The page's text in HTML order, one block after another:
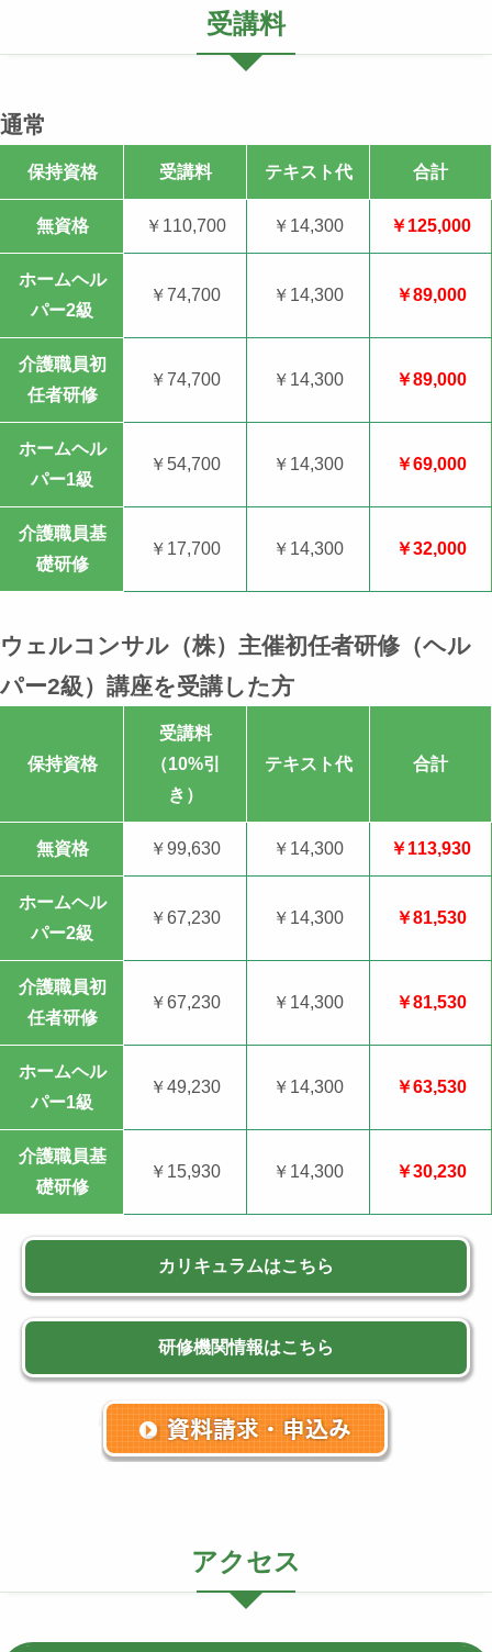
受講料
通常
保持資格 受講料 テキスト代 合計
無資格 ￥110,700 ￥14,300 ￥125,000
ホームヘル
パー2級
￥74,700 ￥14,300 ￥89,000
介護職員初
任者研修
￥74,700 ￥14,300 ￥89,000
ホームヘル
パー1級
￥54,700 ￥14,300 ￥69,000
介護職員基
礎研修
￥17,700 ￥14,300 ￥32,000
ウェルコンサル（株）主催初任者研修（ヘル
パー2級）講座を受講した方
保持資格
受講料
（10%引
き）
テキスト代 合計
無資格 ￥99,630 ￥14,300 ￥113,930
ホームヘル
パー2級
￥67,230 ￥14,300 ￥81,530
介護職員初
任者研修
￥67,230 ￥14,300 ￥81,530
ホームヘル
パー1級
￥49,230 ￥14,300 ￥63,530
介護職員基
礎研修
￥15,930 ￥14,300 ￥30,230
カリキュラムはこちら
研修機関情報はこちら
アクセス